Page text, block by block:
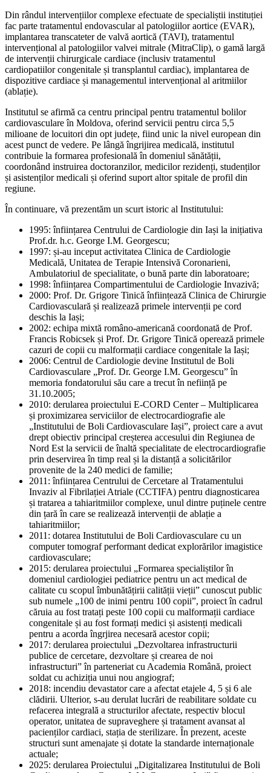
Din rândul intervențiilor complexe efectuate de specialiștii instituției
fac parte tratamentul endovascular al patologiilor aortice (EVAR),
implantarea transcateter de valvă aortică (TAVI), tratamentul
intervențional al patologiilor valvei mitrale (MitraClip), o gamă largă
de intervenții chirurgicale cardiace (inclusiv tratamentul
cardiopatiilor congenitale și transplantul cardiac), implantarea de
dispozitive cardiace și managementul intervențional al aritmiilor
(ablație).
Institutul se afirmă ca centru principal pentru tratamentul bolilor
cardiovasculare în Moldova, oferind servicii pentru circa 5,5
milioane de locuitori din opt județe, fiind unic la nivel european din
acest punct de vedere. Pe lângă îngrijirea medicală, institutul
contribuie la formarea profesională în domeniul sănătății,
coordonând instruirea doctoranzilor, medicilor rezidenți, studenților
și asistenților medicali și oferind suport altor spitale de profil din
regiune.
În continuare, vă prezentăm un scurt istoric al Institutului:
1995: înființarea Centrului de Cardiologie din Iași la inițiativa
Prof.dr. h.c. George I.M. Georgescu;
1997: și-au inceput activitatea Clinica de Cardiologie
Medicală, Unitatea de Terapie Intensivă Coronarieni,
Ambulatoriul de specialitate, o bună parte din laboratoare;
1998: înființarea Compartimentului de Cardiologie Invazivă;
2000: Prof. Dr. Grigore Tinică înființează Clinica de Chirurgie
Cardiovasculară și realizează primele intervenții pe cord
deschis la Iași;
2002: echipa mixtă româno-americană coordonată de Prof.
Francis Robicsek și Prof. Dr. Grigore Tinică operează primele
cazuri de copii cu malformații cardiace congenitale la Iași;
2006: Centrul de Cardiologie devine Institutul de Boli
Cardiovasculare „Prof. Dr. George I.M. Georgescu” în
memoria fondatorului său care a trecut în neființă pe
31.10.2005;
2010: derularea proiectului E-CORD Center – Multiplicarea
și proximizarea serviciilor de electrocardiografie ale
„Institutului de Boli Cardiovasculare Iași”, proiect care a avut
drept obiectiv principal creșterea accesului din Regiunea de
Nord Est la servicii de înaltă specialitate de electrocardiografie
prin deservirea în timp real și la distanță a solicitărilor
provenite de la 240 medici de familie;
2011: înființarea Centrului de Cercetare al Tratamentului
Invaziv al Fibrilației Atriale (CCTIFA) pentru diagnosticarea
și tratarea a tahiaritmiilor complexe, unul dintre puținele centre
din țară în care se realizează intervenții de ablație a
tahiaritmiilor;
2011: dotarea Institutului de Boli Cardiovasculare cu un
computer tomograf performant dedicat explorărilor imagistice
cardiovasculare;
2015: derularea proiectului „Formarea specialiștilor în
domeniul cardiologiei pediatrice pentru un act medical de
calitate cu scopul îmbunătățirii calității vieții” cunoscut public
sub numele „100 de inimi pentru 100 copii”, proiect în cadrul
căruia au fost tratați peste 100 copii cu malformații cardiace
congenitale și au fost formați medici și asistenți medicali
pentru a acorda îngrjirea necesară acestor copii;
2017: derularea proiectului „Dezvoltarea infrastructurii
publice de cercetare, dezvoltare și crearea de noi
infrastructuri” în parteneriat cu Academia Română, proiect
soldat cu achiziția unui nou angiograf;
2018: incendiu devastator care a afectat etajele 4, 5 și 6 ale
clădirii. Ulterior, s-au derulat lucrări de reabilitare soldate cu
refacerea integrală a structurilor afectate, respectiv blocul
operator, unitatea de supraveghere și tratament avansat al
pacienților cardiaci, stația de sterilizare. În prezent, aceste
structuri sunt amenajate și dotate la standarde internaționale
actuale;
2025: derularea Proiectului „Digitalizarea Institutului de Boli